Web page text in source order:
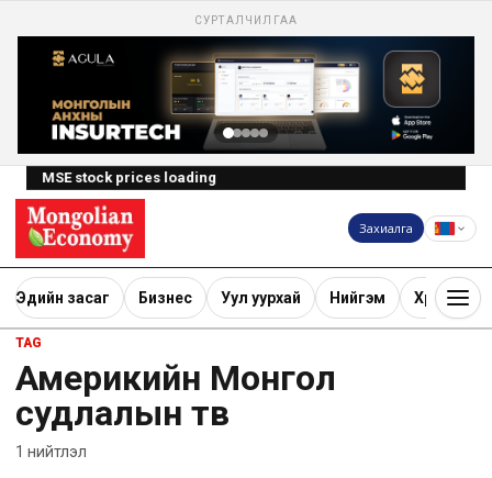
СУРТАЛЧИЛГАА
MSE stock prices loading
Захиалга
Эдийн засаг Бизнес Уул уурхай Нийгэм Хөрөнгө
TAG
Америкийн Монгол
судлалын төв
1 нийтлэл